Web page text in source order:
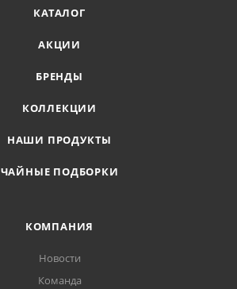
КАТАЛОГ
АКЦИИ
БРЕНДЫ
КОЛЛЕКЦИИ
НАШИ ПРОДУКТЫ
ЧАЙНЫЕ ПОДБОРКИ
КОМПАНИЯ
Новости
Команда